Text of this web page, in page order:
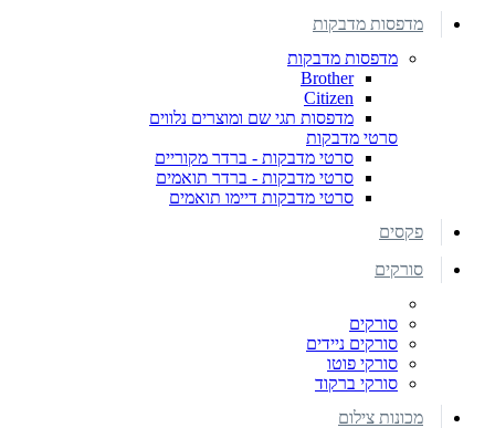
מדפסות מדבקות
מדפסות מדבקות
Brother
Citizen
מדפסות תגי שם ומוצרים נלווים
סרטי מדבקות
סרטי מדבקות - ברדר מקוריים
סרטי מדבקות - ברדר תואמים
סרטי מדבקות דיימו תואמים
פקסים
סורקים
סורקים
סורקים ניידים
סורקי פוטו
סורקי ברקוד
מכונות צילום